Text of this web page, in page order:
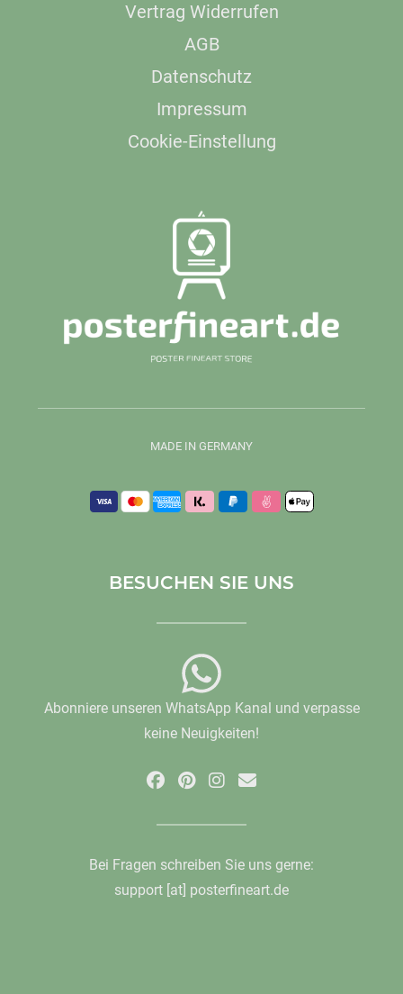
Vertrag Widerrufen
AGB
Datenschutz
Impressum
Cookie-Einstellung
MADE IN GERMANY
BESUCHEN SIE UNS
Abonniere unseren WhatsApp Kanal und verpasse
keine Neuigkeiten!
Bei Fragen schreiben Sie uns gerne:
support [at] posterfineart.de